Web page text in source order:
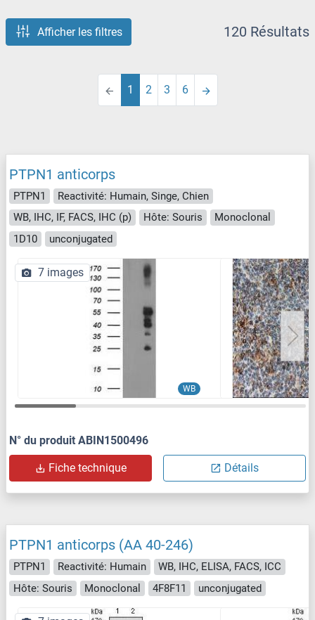
Afficher les filtres 120 Résultats
1 2 3 6
PTPN1 anticorps
PTPN1
Reactivité: Humain, Singe, Chien
WB, IHC, IF, FACS, IHC (p)
Hôte: Souris
Monoclonal
1D10
unconjugated
WB
7 images
N° du produit ABIN1500496
Fiche technique Détails
PTPN1 anticorps (AA 40-246)
PTPN1 Reactivité: Humain
WB, IHC, ELISA, FACS, ICC
Hôte: Souris
Monoclonal 4F8F11 unconjugated